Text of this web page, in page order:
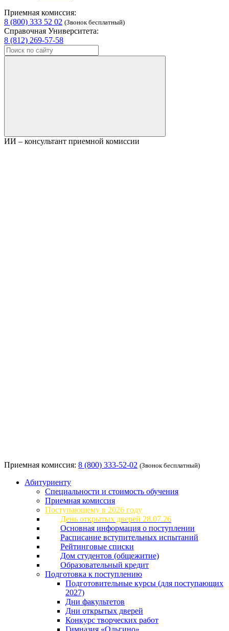
Приемная комиссия:
8 (800) 333 52 02 (Звонок бесплатный)
Справочная Университета:
8 (812) 269-57-58
ИИ – консультант приемной комиссии
Приемная комиссия: 8 (800) 333-52-02 (Звонок бесплатный)
Абитуриенту
Специальности и стоимость обучения
Приемная комиссия
Поступающему в 2026 году
День открытых дверей 28.07.26
Основная информация о поступлении
Расписание вступительных испытаний
Рейтинговые списки
Дом студентов (общежитие)
Образовательный кредит
Подготовка к поступлению
Подготовительные курсы (для поступающих
2027)
Дни факультетов
Дни открытых дверей
Конкурс творческих работ
Гимназия «Ольгино»